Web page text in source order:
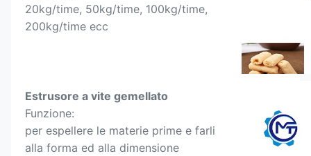
20kg/time, 50kg/time, 100kg/time,
200kg/time ecc
Estrusore a vite gemellato
Funzione:
per espellere le materie prime e farli
alla forma ed alla dimensione